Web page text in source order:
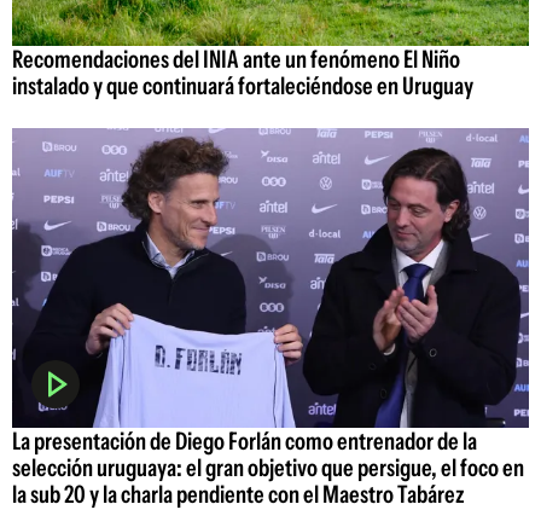
Recomendaciones del INIA ante un fenómeno El Niño
instalado y que continuará fortaleciéndose en Uruguay
La presentación de Diego Forlán como entrenador de la
selección uruguaya: el gran objetivo que persigue, el foco en
la sub 20 y la charla pendiente con el Maestro Tabárez